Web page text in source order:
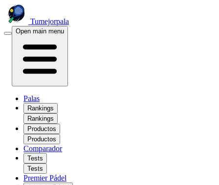
Tumejorpala
Open main menu
Palas
Rankings
Rankings
Productos
Productos
Comparador
Tests
Tests
Premier Pádel